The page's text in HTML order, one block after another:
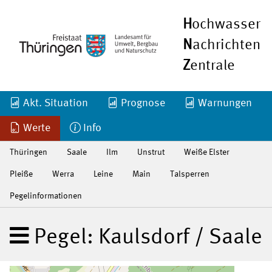
Hochwasser
Nachrichten
Zentrale
Akt. Situation Prognose Warnungen
Werte Info
Thüringen Saale Ilm Unstrut Weiße Elster
Pleiße Werra Leine Main Talsperren
Pegelinformationen
Pegel: Kaulsdorf / Saale